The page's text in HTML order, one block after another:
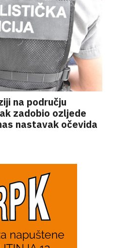
na području
zadobio ozljede
nastavak očevida